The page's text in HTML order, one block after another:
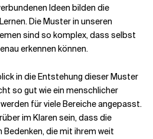
Ideen bilden die
Die Muster in unseren
sind so komplex, dass selbst
erkennen können.
in die Entstehung dieser Muster
so gut wie ein menschlicher
für viele Bereiche angepasst.
im Klaren sein, dass die
die mit ihrem weit